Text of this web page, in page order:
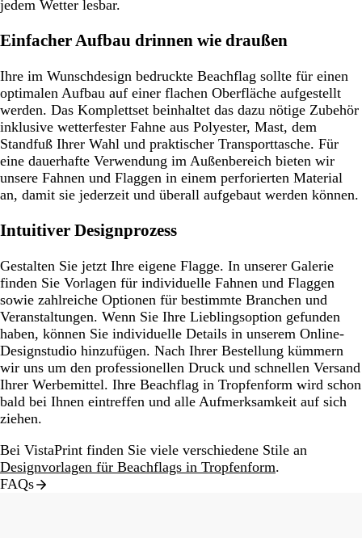
jedem Wetter lesbar.
Einfacher Aufbau drinnen wie draußen
Ihre im Wunschdesign bedruckte Beachflag sollte für einen
optimalen Aufbau auf einer flachen Oberfläche aufgestellt
werden. Das Komplettset beinhaltet das dazu nötige Zubehör
inklusive wetterfester Fahne aus Polyester, Mast, dem
Standfuß Ihrer Wahl und praktischer Transporttasche. Für
eine dauerhafte Verwendung im Außenbereich bieten wir
unsere Fahnen und Flaggen in einem perforierten Material
an, damit sie jederzeit und überall aufgebaut werden können.
Intuitiver Designprozess
Gestalten Sie jetzt Ihre eigene Flagge. In unserer Galerie
finden Sie Vorlagen für individuelle Fahnen und Flaggen
sowie zahlreiche Optionen für bestimmte Branchen und
Veranstaltungen. Wenn Sie Ihre Lieblingsoption gefunden
haben, können Sie individuelle Details in unserem Online-
Designstudio hinzufügen. Nach Ihrer Bestellung kümmern
wir uns um den professionellen Druck und schnellen Versand
Ihrer Werbemittel. Ihre Beachflag in Tropfenform wird schon
bald bei Ihnen eintreffen und alle Aufmerksamkeit auf sich
ziehen.
Bei VistaPrint finden Sie viele verschiedene Stile an
Designvorlagen für Beachflags in Tropfenform.
FAQs